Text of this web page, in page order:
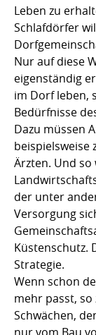
Leben zu
Schlafdörfer
Nur auf diese
eigenständig
im Dorf leben,
Bedürfnisse
Dazu müssen
beispielsweise
Ärzten. Und
der unter
Versorgung
Küstenschutz.
Strategie.
Wenn schon
mehr passt,
Schwächen,